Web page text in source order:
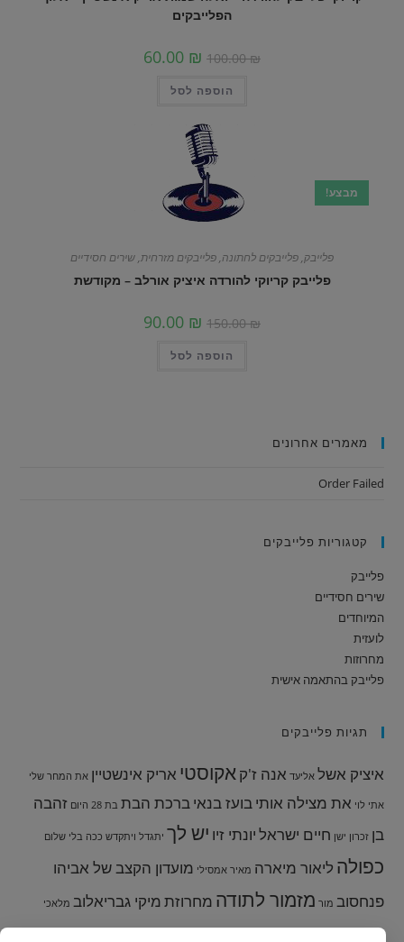
הפלייבקים
100.00₪
60.00 ₪
הוספה לסל
מבצע!
פלייבק,פלייבקים לחתונה,פלייבקים מזרחית,שירים חסידיים
פלייבק קריוקי להורדה איציק אורלב – מקודשת
150.00₪
90.00 ₪
הוספה לסל
מאמרים אחרונים
Order Failed
קטגוריות פלייבקים
פלייבק
שירים חסידיים
המיוחדים
לועזית
מחרוזות
פלייבק בהתאמה אישית
תגיות פלייבקים
איציק אשל אליעד אנה ז'קאקוסטי אריק אינשטיין את המחר שלי
אתי לוי את מצילה אותיבועז בנאיברכת הבת בת 28 היום זהבה
בן זכרון ישן חיים ישראליונתי זיו יש לך יתגדל ויתקדש ככה בלי שלום
כפולה ליאור מיארה מאיר אמסילי מועדון הקצב של אביהו
פנחסוב מור מזמור לתודה מחרוזתמיקי גבריאלוב מלאכי